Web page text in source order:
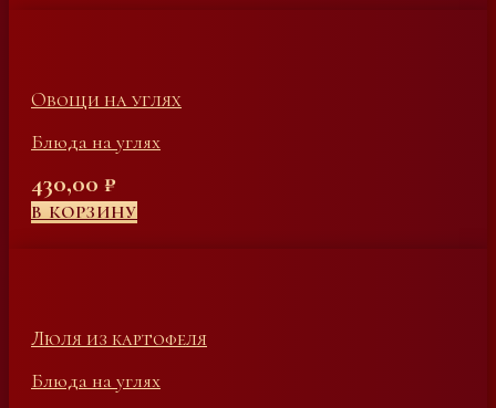
Овощи на углях
Блюда на углях
430,00 ₽
В КОРЗИНУ
Люля из картофеля
Блюда на углях